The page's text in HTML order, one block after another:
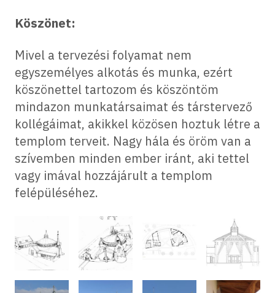
Köszönet:
Mivel a tervezési folyamat nem
egyszemélyes alkotás és munka, ezért
köszönettel tartozom és köszöntöm
mindazon munkatársaimat és társtervező
kollégáimat, akikkel közösen hoztuk létre a
templom terveit. Nagy hála és öröm van a
szívemben minden ember iránt, aki tettel
vagy imával hozzájárult a templom
felépüléséhez.